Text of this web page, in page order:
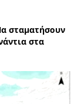
σταματήσουν
στα